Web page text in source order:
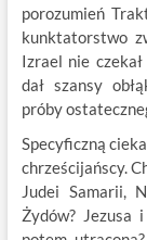
porozumień
kunktatorstwo
Izrael nie
dał szansy
próby
Specyficzną
chrześcijańscy.
Judei Samarii,
Żydów?